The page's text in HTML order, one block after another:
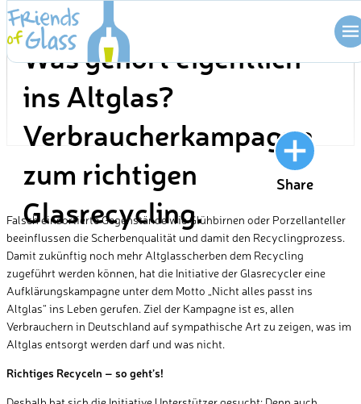
Skip
to
content
BLOG
Was gehört eigentlich
ins Altglas?
Verbraucherkampagne
zum richtigen
Glasrecycling.
Share
Falsch einsortierte Gegenstände wie Glühbirnen oder Porzellanteller
beeinflussen die Scherbenqualität und damit den Recyclingprozess.
Damit zukünftig noch mehr Altglasscherben dem Recycling
zugeführt werden können, hat die Initiative der Glasrecycler eine
Aufklärungskampagne unter dem Motto „Nicht alles passt ins
Altglas“ ins Leben gerufen. Ziel der Kampagne ist es, allen
Verbrauchern in Deutschland auf sympathische Art zu zeigen, was im
Altglas entsorgt werden darf und was nicht.
Richtiges Recyceln – so geht’s!